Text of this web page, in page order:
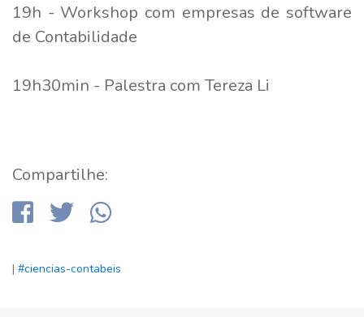
19h - Workshop com empresas de software
de Contabilidade
19h30min - Palestra com Tereza Li
Compartilhe:
| #ciencias-contabeis